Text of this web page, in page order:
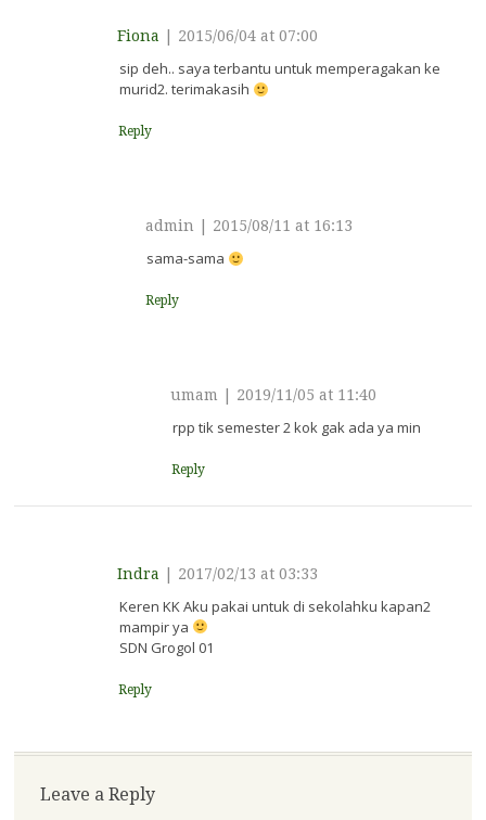
Fiona 2015/06/04 at 07:00
sip deh.. saya terbantu untuk memperagakan ke
murid2. terimakasih
Reply
admin 2015/08/11 at 16:13
sama-sama
Reply
umam 2019/11/05 at 11:40
rpp tik semester 2 kok gak ada ya min
Reply
Indra 2017/02/13 at 03:33
Keren KK Aku pakai untuk di sekolahku kapan2
mampir ya
SDN Grogol 01
Reply
Leave a Reply